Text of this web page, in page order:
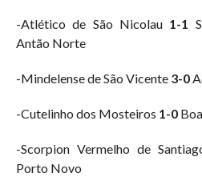
-Atlético de São Nicolau 1-1
Antão Norte
-Mindelense de São Vicente 3-0
-Cutelinho dos Mosteiros 1-0
-Scorpion Vermelho de
Porto Novo